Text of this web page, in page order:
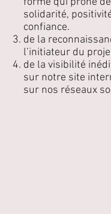
solidarité,
confiance.
de la
l’initiateur du
de la visibilité
sur notre site
sur nos réseaux